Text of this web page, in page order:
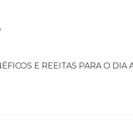
E REEITAS PARA O DIA